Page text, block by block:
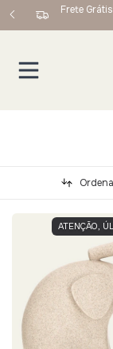
para Sul e
ATENÇÃO,